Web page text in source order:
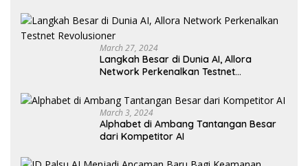
March 27, 2024
Langkah Besar di Dunia AI, Allora
Network Perkenalkan Testnet
March 3, 2024
Alphabet di Ambang Tantangan Besar
dari Kompetitor AI